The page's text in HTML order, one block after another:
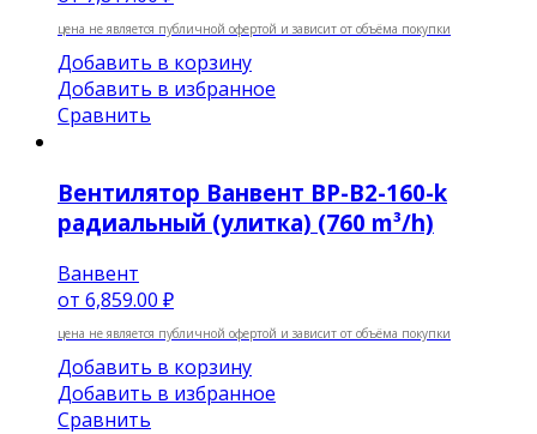
цена не является публичной офертой и зависит от объёма покупки
Добавить в корзину
Добавить в избранное
Сравнить
Вентилятор Ванвент ВР-В2-160-k
радиальный (улитка) (760 m³/h)
Ванвент
от 6,859.00 ₽
цена не является публичной офертой и зависит от объёма покупки
Добавить в корзину
Добавить в избранное
Сравнить